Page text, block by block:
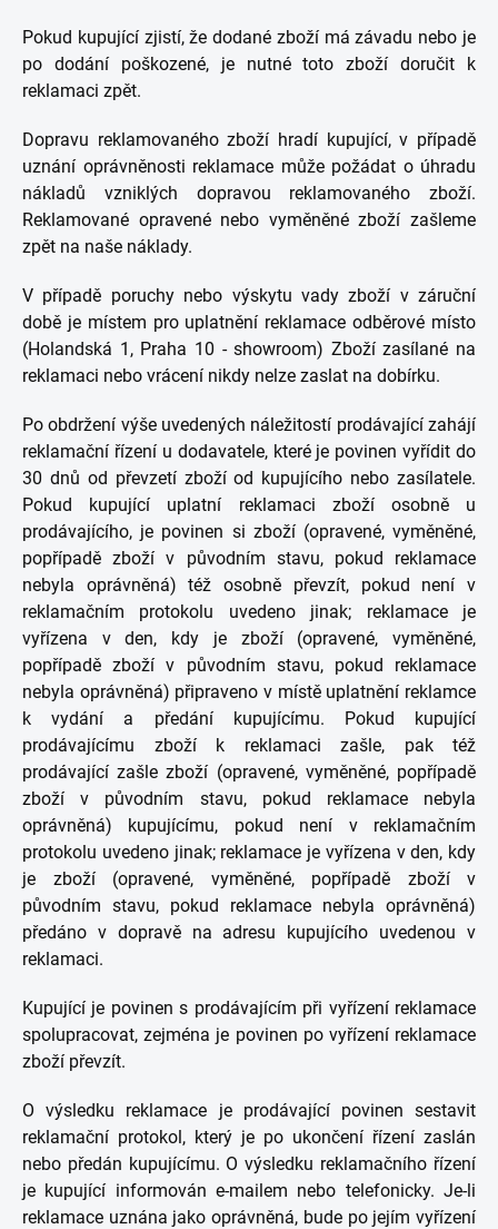
Pokud kupující zjistí, že dodané zboží má závadu nebo je
po dodání poškozené, je nutné toto zboží doručit k
reklamaci zpět.
Dopravu reklamovaného zboží hradí kupující, v případě
uznání oprávněnosti reklamace může požádat o úhradu
nákladů vzniklých dopravou reklamovaného zboží.
Reklamované opravené nebo vyměněné zboží zašleme
zpět na naše náklady.
V případě poruchy nebo výskytu vady zboží v záruční
době je místem pro uplatnění reklamace odběrové místo
(Holandská 1, Praha 10 - showroom) Zboží zasílané na
reklamaci nebo vrácení nikdy nelze zaslat na dobírku.
Po obdržení výše uvedených náležitostí prodávající zahájí
reklamační řízení u dodavatele, které je povinen vyřídit do
30 dnů od převzetí zboží od kupujícího nebo zasílatele.
Pokud kupující uplatní reklamaci zboží osobně u
prodávajícího, je povinen si zboží (opravené, vyměněné,
popřípadě zboží v původním stavu, pokud reklamace
nebyla oprávněná) též osobně převzít, pokud není v
reklamačním protokolu uvedeno jinak; reklamace je
vyřízena v den, kdy je zboží (opravené, vyměněné,
popřípadě zboží v původním stavu, pokud reklamace
nebyla oprávněná) připraveno v místě uplatnění reklamce
k vydání a předání kupujícímu. Pokud kupující
prodávajícímu zboží k reklamaci zašle, pak též
prodávající zašle zboží (opravené, vyměněné, popřípadě
zboží v původním stavu, pokud reklamace nebyla
oprávněná) kupujícímu, pokud není v reklamačním
protokolu uvedeno jinak; reklamace je vyřízena v den, kdy
je zboží (opravené, vyměněné, popřípadě zboží v
původním stavu, pokud reklamace nebyla oprávněná)
předáno v dopravě na adresu kupujícího uvedenou v
reklamaci.
Kupující je povinen s prodávajícím při vyřízení reklamace
spolupracovat, zejména je povinen po vyřízení reklamace
zboží převzít.
O výsledku reklamace je prodávající povinen sestavit
reklamační protokol, který je po ukončení řízení zaslán
nebo předán kupujícímu. O výsledku reklamačního řízení
je kupující informován e-mailem nebo telefonicky. Je-li
reklamace uznána jako oprávněná, bude po jejím vyřízení